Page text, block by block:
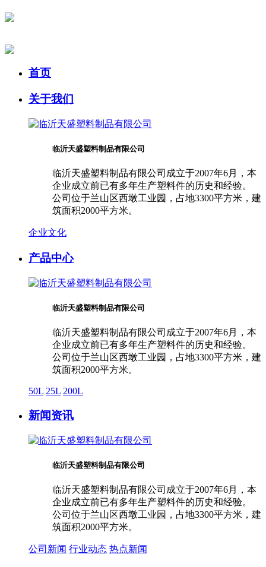
首页
关于我们
临沂天盛塑料制品有限公司
临沂天盛塑料制品有限公司成立于2007年6月，本
企业成立前已有多年生产塑料件的历史和经验。
公司位于兰山区西墩工业园，占地3300平方米，建
筑面积2000平方米。
企业文化
产品中心
临沂天盛塑料制品有限公司
临沂天盛塑料制品有限公司成立于2007年6月，本
企业成立前已有多年生产塑料件的历史和经验。
公司位于兰山区西墩工业园，占地3300平方米，建
筑面积2000平方米。
50L 25L 200L
新闻资讯
临沂天盛塑料制品有限公司
临沂天盛塑料制品有限公司成立于2007年6月，本
企业成立前已有多年生产塑料件的历史和经验。
公司位于兰山区西墩工业园，占地3300平方米，建
筑面积2000平方米。
公司新闻 行业动态 热点新闻